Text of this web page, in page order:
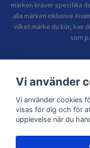
märken kräver specifika
alla märken inklusive
vilket märke du kör, kan
som
Sidor
Vi använder
Vi använder cookies
visas för dig och för
upplevelse när du